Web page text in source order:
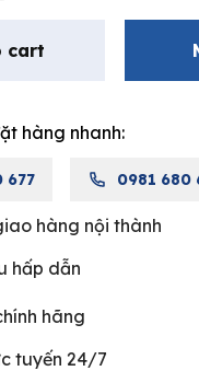
lavabo
lạnh
MOEN
HK88123
cart
hàng nhanh:
677 0981 680
hàng nội thành
hấp dẫn
hãng
tuyến 24/7